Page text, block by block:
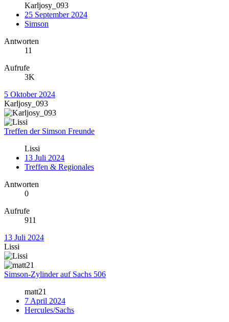
Karljosy_093
25 September 2024
Simson
Antworten
11
Aufrufe
3K
5 Oktober 2024
Karljosy_093
Treffen der Simson Freunde
Lissi
13 Juli 2024
Treffen & Regionales
Antworten
0
Aufrufe
911
13 Juli 2024
Lissi
Simson-Zylinder auf Sachs 506
matt21
7 April 2024
Hercules/Sachs